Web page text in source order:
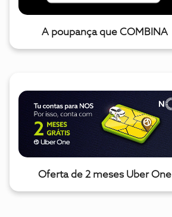
A poupança que COMBINA
Oferta de 2 meses Uber One